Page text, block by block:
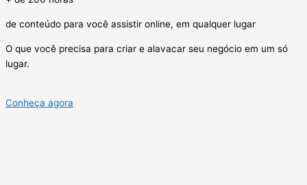
de conteúdo para você assistir online, em qualquer lugar
O que você precisa para criar e alavacar seu negócio em um só
lugar.
Conheça agora